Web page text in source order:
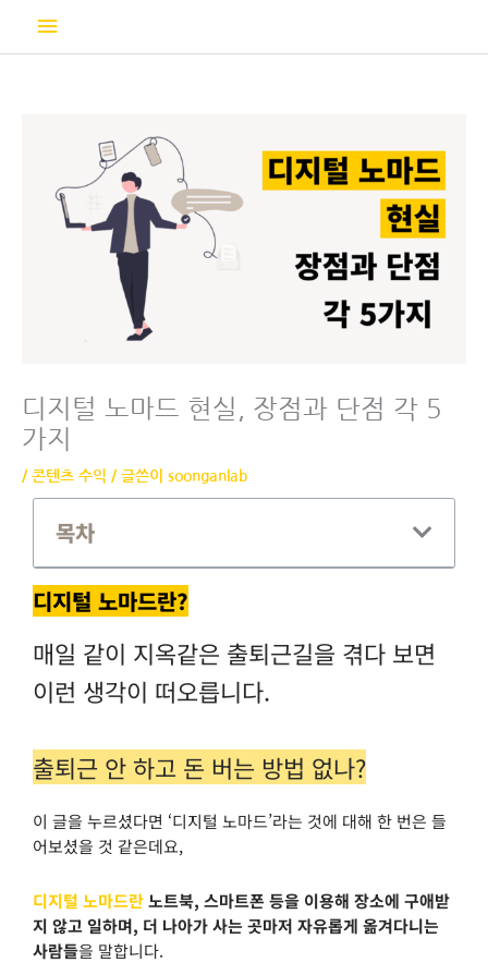
츠
메
디지털 노마드 현실, 장점과 단점 각 5
가지
/ 콘텐츠 수익 / 글쓴이 soonganlab
목차
디지털 노마드란?
매일 같이 지옥같은 출퇴근길을 겪다 보면
이런 생각이 떠오릅니다.
출퇴근 안 하고 돈 버는 방법 없나?
이 글을 누르셨다면 ‘디지털 노마드’라는 것에 대해 한 번은 들
어보셨을 것 같은데요,
디지털 노마드란노트북, 스마트폰 등을 이용해 장소에 구애받
지 않고 일하며, 더 나아가 사는 곳마저 자유롭게 옮겨다니는
사람들을 말합니다.